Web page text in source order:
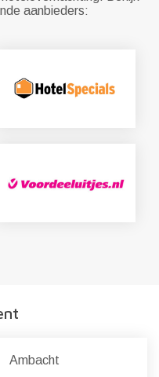
aanbieders:
Ambacht